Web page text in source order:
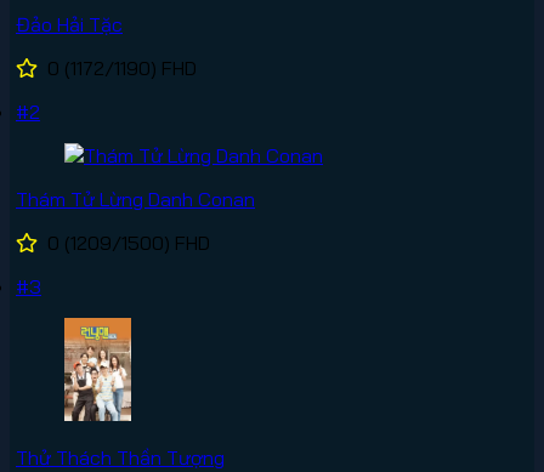
Đảo Hải Tặc
0 (1172/1190) FHD
#2
Thám Tử Lừng Danh Conan
0 (1209/1500) FHD
#3
Thử Thách Thần Tượng